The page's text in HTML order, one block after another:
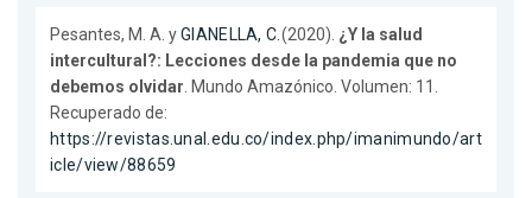
Pesantes, M. A. yGIANELLA, C.(2020). ¿Y la salud
intercultural?: Lecciones desde la pandemia que no
debemos olvidar. Mundo Amazónico. Volumen: 11.
Recuperado de:
https://revistas.unal.edu.co/index.php/imanimundo/art
icle/view/88659